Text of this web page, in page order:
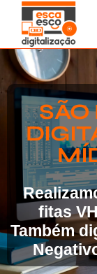
SÃO
fitas
Também